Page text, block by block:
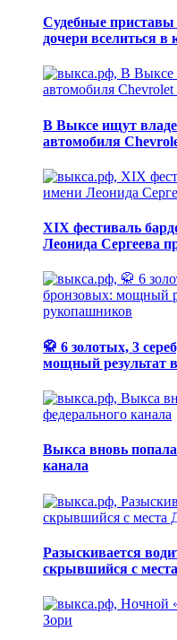
Судебные
дочери вселиться в
В Выксе ищут
автомобиля
XIX фестиваль
Леонида Сергеева
🥋 6 золотых, 3
мощный результат
Выкса вновь
канала
Разыскивается
скрывшийся с